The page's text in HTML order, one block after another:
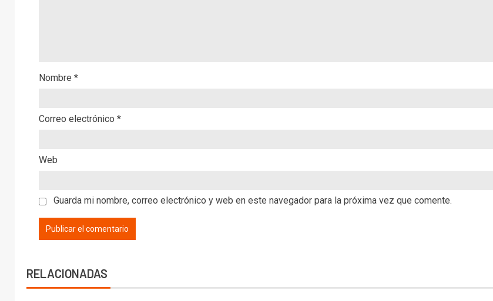
Nombre *
Correo electrónico *
Web
Guarda mi nombre, correo electrónico y web en este navegador para la próxima vez que comente.
RELACIONADAS